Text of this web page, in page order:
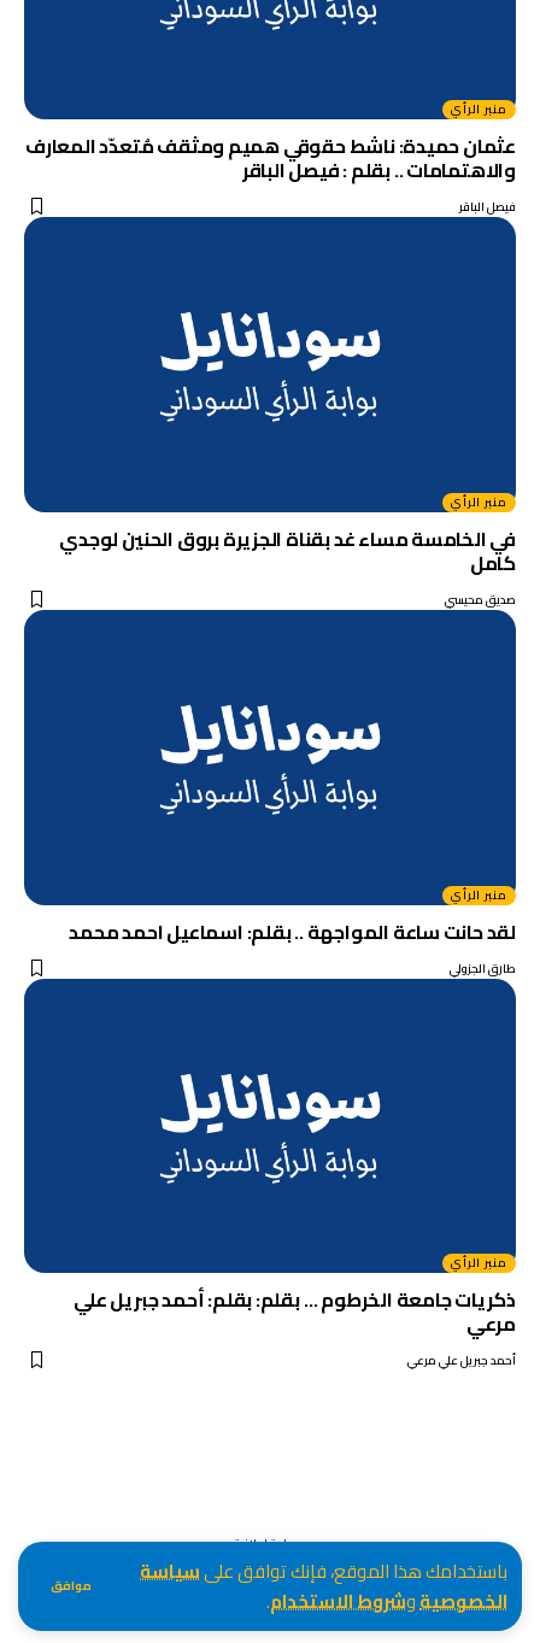
باستخدامك هذا الموقع، فإنك توافق علىسياسة
الخصوصيةوشروط الاستخدام. موافق
منبر الرأي
عثمان حميدة: ناشط حقوقي هميم ومثقف مُتعدّد المعارف
والاهتمامات .. بقلم : فيصل الباقر
فيصل الباقر
منبر الرأي
في الخامسة مساء غد بقناة الجزيرة بروق الحنين لوجدي
كامل
صديق محيسي
منبر الرأي
لقد حانت ساعة المواجهة .. بقلم: اسماعيل احمد محمد
طارق الجزولي
منبر الرأي
ذكريات جامعة الخرطوم … بقلم: بقلم: أحمد جبريل علي
مرعي
أحمد جبريل علي مرعي
مساحة اعلانية